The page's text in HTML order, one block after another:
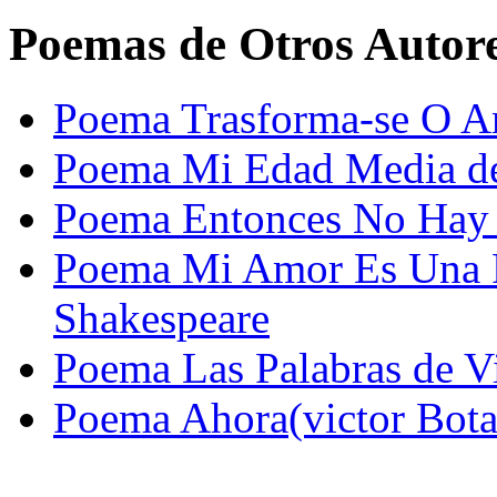
Poemas de Otros
Poema Trasforma-se O
Poema Mi Edad Media
Poema Entonces No
Poema Mi Amor Es Una
Shakespeare
Poema Las Palabras de
Poema Ahora(victor